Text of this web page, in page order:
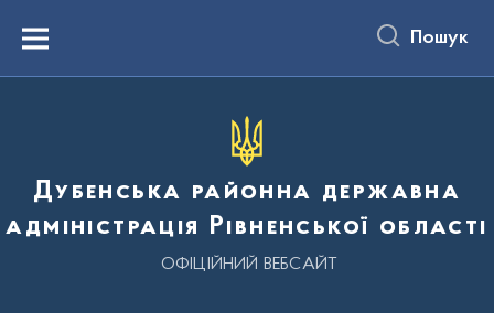
вмістуMenu Пошук
Дубенська районна державна
адміністрація Рівненської області
ОФІЦІЙНИЙ ВЕБСАЙТ